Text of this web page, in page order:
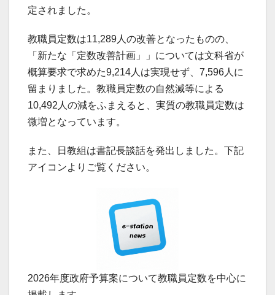
定されました。
教職員定数は11,289人の改善となったものの、
「新たな「定数改善計画」」については文科省が
概算要求で求めた9,214人は実現せず、7,596人に
留まりました。教職員定数の自然減等による
10,492人の減をふまえると、実質の教職員定数は
微増となっています。
また、日教組は書記長談話を発出しました。下記
アイコンよりご覧ください。
2026年度政府予算案について教職員定数を中心に